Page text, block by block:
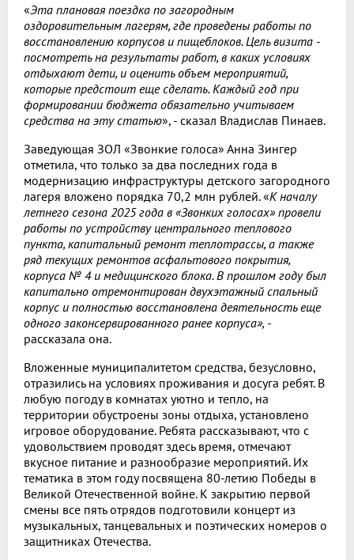
«Эта плановая поездка по загородным
оздоровительным лагерям, где проведены работы по
восстановлению корпусов и пищеблоков. Цель визита -
посмотреть на результаты работ, в каких условиях
отдыхают дети, и оценить объем мероприятий,
которые предстоит еще сделать. Каждый год при
формировании бюджета обязательно учитываем
средства на эту статью», - сказал Владислав Пинаев.
Заведующая ЗОЛ «Звонкие голоса» Анна Зингер
отметила, что только за два последних года в
модернизацию инфраструктуры детского загородного
лагеря вложено порядка 70,2 млн рублей. «К началу
летнего сезона 2025 года в «Звонких голосах» провели
работы по устройству центрального теплового
пункта, капитальный ремонт теплотрассы, а также
ряд текущих ремонтов асфальтового покрытия,
корпуса № 4 и медицинского блока. В прошлом году был
капитально отремонтирован двухэтажный спальный
корпус и полностью восстановлена деятельность еще
одного законсервированного ранее корпуса», -
рассказала она.
Вложенные муниципалитетом средства, безусловно,
отразились на условиях проживания и досуга ребят. В
любую погоду в комнатах уютно и тепло, на
территории обустроены зоны отдыха, установлено
игровое оборудование. Ребята рассказывают, что с
удовольствием проводят здесь время, отмечают
вкусное питание и разнообразие мероприятий. Их
тематика в этом году посвящена 80-летию Победы в
Великой Отечественной войне. К закрытию первой
смены все пять отрядов подготовили концерт из
музыкальных, танцевальных и поэтических номеров о
защитниках Отечества.